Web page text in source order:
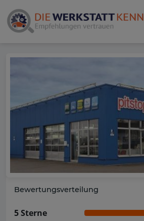
Bewertungsverteilung
5 Sterne